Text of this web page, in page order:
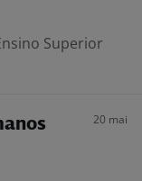
Superior
20 mai